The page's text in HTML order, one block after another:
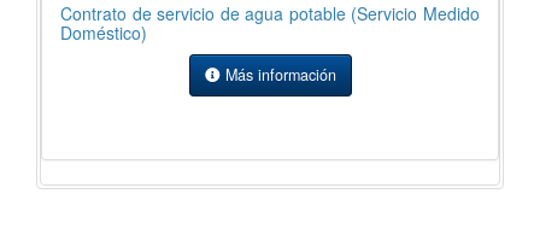
Contrato de servicio de agua potable (Servicio Medido
Doméstico)
Más información